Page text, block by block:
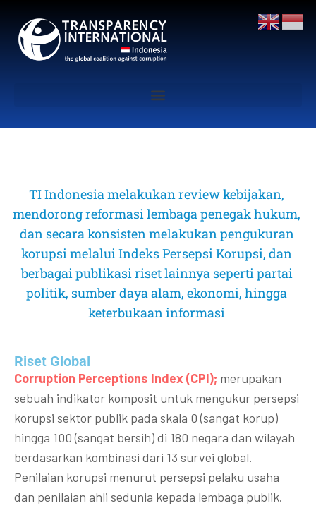
TI Indonesia melakukan review kebijakan,
mendorong reformasi lembaga penegak hukum,
dan secara konsisten melakukan pengukuran
korupsi melalui Indeks Persepsi Korupsi, dan
berbagai publikasi riset lainnya seperti partai
politik, sumber daya alam, ekonomi, hingga
keterbukaan informasi
Riset Global​
Corruption Perceptions Index (CPI); merupakan
sebuah indikator komposit untuk mengukur persepsi
korupsi sektor publik pada skala 0 (sangat korup)
hingga 100 (sangat bersih) di 180 negara dan wilayah
berdasarkan kombinasi dari 13 survei global.
Penilaian korupsi menurut persepsi pelaku usaha
dan penilaian ahli sedunia kepada lembaga publik.